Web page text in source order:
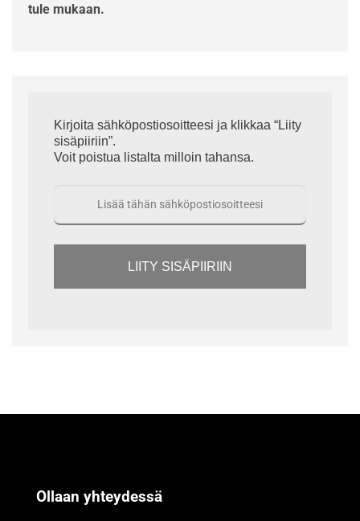
tule mukaan.
Kirjoita sähköpostiosoitteesi ja klikkaa “Liity
sisäpiiriin”.
Voit poistua listalta milloin tahansa.
LIITY SISÄPIIRIIN
Ollaan yhteydessä